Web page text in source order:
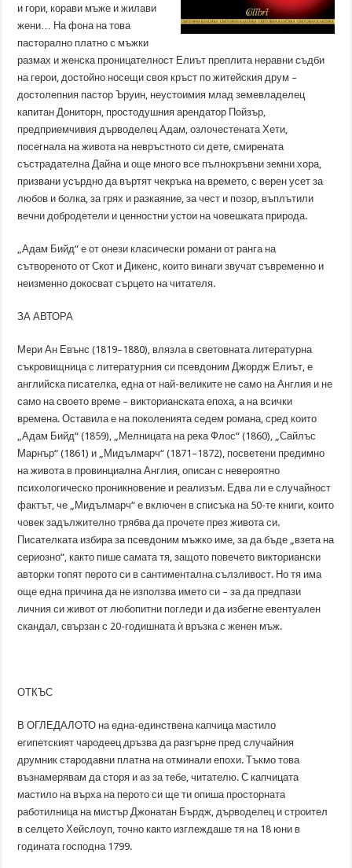
и гори, корави мъже и жилави
жени… На фона на това
пасторално платно с мъжки
размах и женска проницателност Елиът преплита неравни съдби
на герои, достойно носещи своя кръст по житейския друм –
достолепния пастор Ъруин, неустоимия млад земевладелец
капитан Дониторн, простодушния арендатор Пойзър,
предприемчивия дърводелец Адам, озлочестената Хети,
посегнала на живота на невръстното си дете, смирената
състрадателна Дайна и още много все пълнокръвни земни хора,
призвани усърдно да въртят чекръка на времето, с верен усет за
любов и болка, за грях и разкаяние, за чест и позор, въплътили
вечни добродетели и ценностни устои на човешката природа.
„Адам Бийд“ е от онези класически романи от ранга на
сътвореното от Скот и Дикенс, които винаги звучат съвременно и
неизменно докосват сърцето на читателя.
ЗА АВТОРА
Мeри Ан Евънс (1819–1880), влязла в световната литературна
съкровищница с литературния си псевдоним Джордж Елиът, е
английска писателка, една от най-великите не само на Англия и не
само на своето време – викторианската епоха, а на всички
времена. Оставила е на поколенията седем романа, сред които
„Адам Бийд“ (1859), „Мелницата на река Флос“ (1860), „Сайлъс
Марнър“ (1861) и „Мидълмарч“ (1871–1872), посветени предимно
на живота в провинциална Англия, описан с невероятно
психологическо проникновение и реализъм. Едва ли е случайност
фактът, че „Мидълмарч“ е включен в списъка на 50-те книги, които
човек задължително трябва да прочете през живота си.
Писателката избира за псевдоним мъжко име, за да бъде „взета на
сериозно“, както пише самата тя, защото повечето викториански
авторки топят перото си в сантиментална сълзливост. Но тя има
още една причина да не използва името си – за да предпази
личния си живот от любопитни погледи и да избегне евентуален
скандал, свързан с 20-годишната ѝ връзка с женен мъж.
ОТКЪС
В ОГЛЕДАЛОТО на една-единствена капчица мастило
египетският чародеец дръзва да разгърне пред случайния
друмник стародавни платна на отминали епохи. Тъкмо това
възнамерявам да сторя и аз за тебе, читателю. С капчицата
мастило на върха на перото си ще ти опиша просторната
работилница на мистър Джонатан Бърдж, дърводелец и строител
в селцето Хейслоуп, точно както изглеждаше тя на 18 юни в
годината господна 1799.